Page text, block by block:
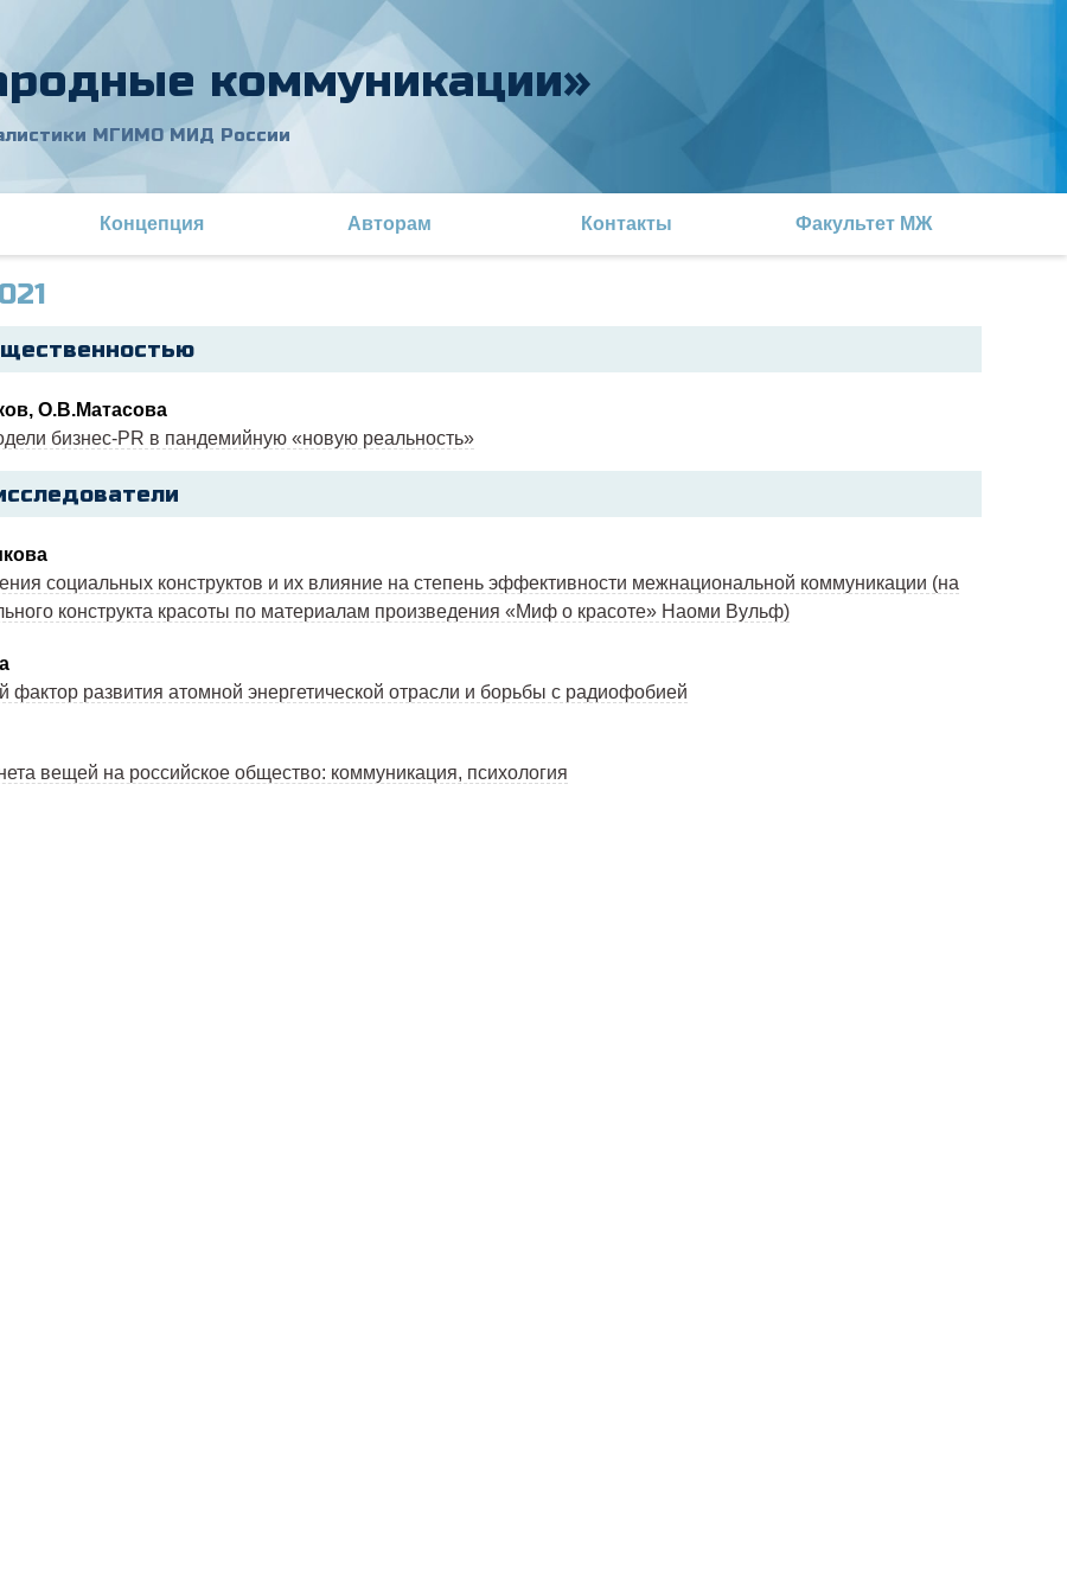
коммуникации»
МГИМО МИД России
Концепция Авторам Контакты Факультет МЖ
О.В.Матасова
бизнес-PR в пандемийную «новую реальность»
социальных конструктов и их влияние на степень эффективности межнациональной коммуникации (на
конструкта красоты по материалам произведения «Миф о красоте» Наоми Вульф)
фактор развития атомной энергетической отрасли и борьбы с радиофобией
вещей на российское общество: коммуникация, психология